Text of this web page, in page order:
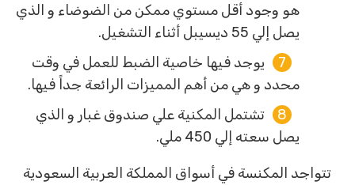
هو وجود أقل مستوي ممكن من الضوضاء و الذي
يصل إلي 55 ديسيبل أثناء التشغيل.
يوجد فيها خاصية الضبط للعمل في وقت
محدد و هي من أهم المميزات الرائعة جداً فيها.
تشتمل المكنية علي صندوق غبار و الذي
يصل سعته إلي 450 ملي.
تتواجد المكنسة في أسواق المملكة العربية السعودية